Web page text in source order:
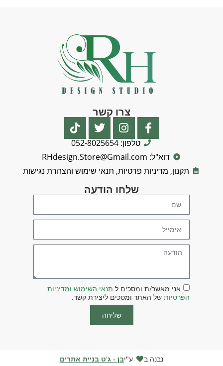
צרו קשר
טלפון: 052-8025654
דוא"ל: RHdesign.Store@Gmail.com
תקנון, מדיניות פרטיות, תנאי שימוש והצהרת נגישות
שלחו הודעה
אני מאשר/ת ומסכים ל תנאי השימוש ומדיניות
הפרטיות של האתר ומסכים ליצירת קשר.
שליחה
נבנה ב ע"יבן - ג'ט בניית אתרים